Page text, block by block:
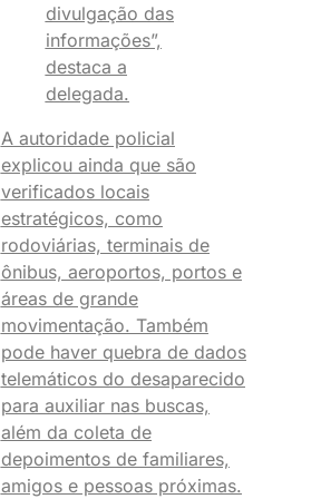
divulgação das
informações”,
destaca a
delegada.
A autoridade policial
explicou ainda que são
verificados locais
estratégicos, como
rodoviárias, terminais de
ônibus, aeroportos, portos e
áreas de grande
movimentação. Também
pode haver quebra de dados
telemáticos do desaparecido
para auxiliar nas buscas,
além da coleta de
depoimentos de familiares,
amigos e pessoas próximas.